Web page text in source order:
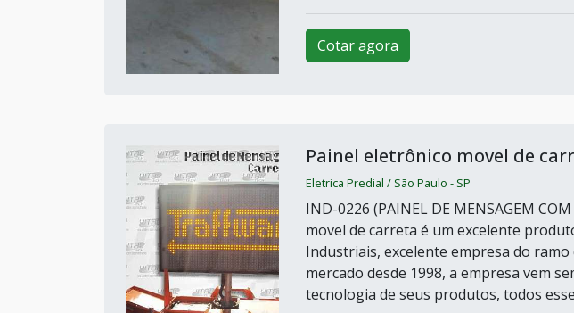
Cotar agora
Painel eletrônico movel de
Eletrica Predial / São Paulo - SP
IND-0226 (PAINEL DE MENSAGEM
movel de carreta é um excelente
Industriais, excelente empresa do
mercado desde 1998, a empresa vem
tecnologia de seus produtos, todos